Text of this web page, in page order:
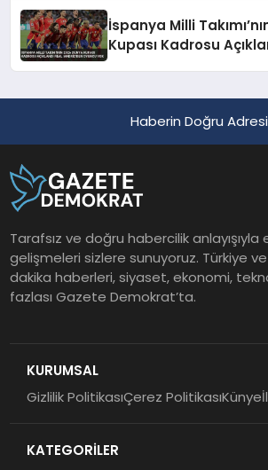
İspanya Milli
Kupası Kadrosu
Haberin Doğru Adresi
Tarafsız ve doğru habercilik anlayışıyla
gelişmeleri sizlere sunuyoruz. Türkiye
dakika haberleri, siyaset, ekonomi,
fazlası Gazete Demokrat’ta.
KURUMSAL
Gizlilik PolitikasıÇerez PolitikasıKünye
KATEGORİLER